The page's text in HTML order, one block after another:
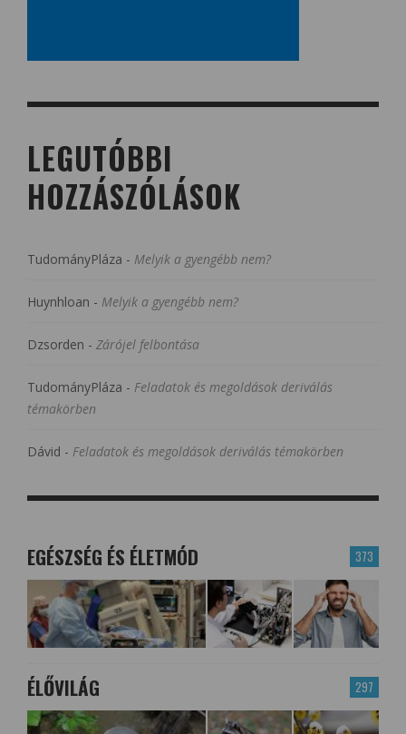
LEGUTÓBBI
HOZZÁSZÓLÁSOK
TudományPláza - Melyik a gyengébb nem?
Huynhloan - Melyik a gyengébb nem?
Dzsorden - Zárójel felbontása
TudományPláza - Feladatok és megoldások deriválás
témakörben
Dávid - Feladatok és megoldások deriválás témakörben
373
EGÉSZSÉG ÉS ÉLETMÓD
297
ÉLŐVILÁG